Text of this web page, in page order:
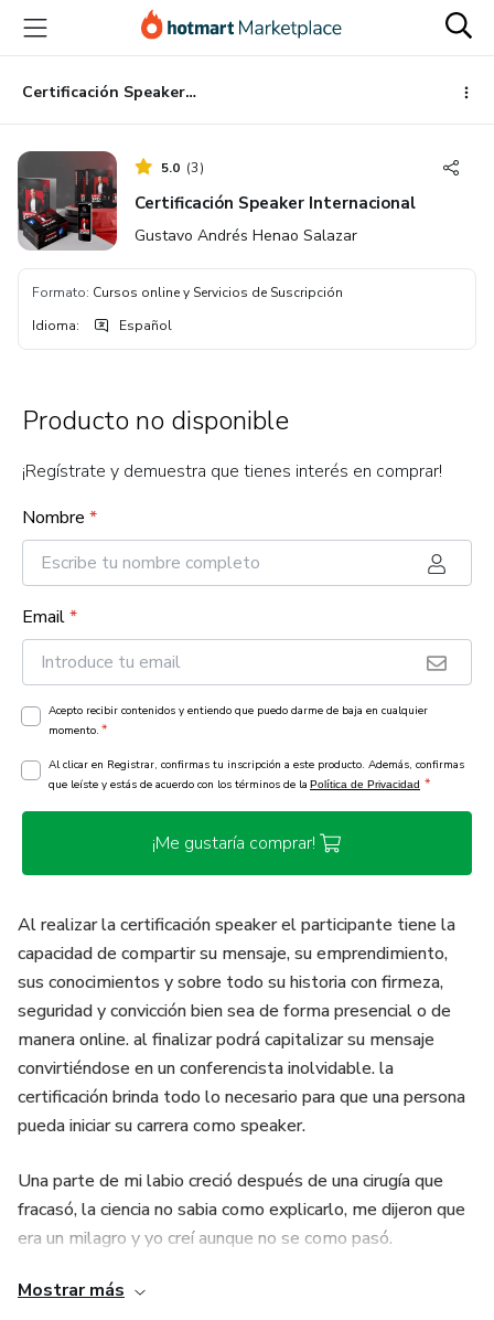
principal
página
de
página
Certificación Speaker Internacional
5.0 (3)
Certificación Speaker Internacional
Gustavo Andrés Henao Salazar
Formato: Cursos online y Servicios de Suscripción
Idioma: Español
Producto no disponible
¡Regístrate y demuestra que tienes interés en comprar!
Nombre *
Email*
Acepto recibir contenidos y entiendo que puedo darme de baja en cualquier
momento. *
Al clicar en Registrar, confirmas tu inscripción a este producto. Además, confirmas
que leíste y estás de acuerdo con los términos de la Política de Privacidad *
¡Me gustaría comprar!
Al realizar la certificación speaker el participante tiene la
capacidad de compartir su mensaje, su emprendimiento,
sus conocimientos y sobre todo su historia con firmeza,
seguridad y convicción bien sea de forma presencial o de
manera online. al finalizar podrá capitalizar su mensaje
convirtiéndose en un conferencista inolvidable. la
certificación brinda todo lo necesario para que una persona
pueda iniciar su carrera como speaker.
Una parte de mi labio creció después de una cirugía que
fracasó, la ciencia no sabia como explicarlo, me dijeron que
era un milagro y yo creí aunque no se como pasó.
Entre la pretensión humanista de querer saberlo todo y de
Mostrar más